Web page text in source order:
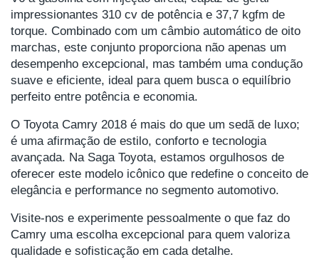
impressionantes 310 cv de potência e 37,7 kgfm de
torque. Combinado com um câmbio automático de oito
marchas, este conjunto proporciona não apenas um
desempenho excepcional, mas também uma condução
suave e eficiente, ideal para quem busca o equilíbrio
perfeito entre potência e economia.
O Toyota Camry 2018 é mais do que um sedã de luxo;
é uma afirmação de estilo, conforto e tecnologia
avançada. Na Saga Toyota, estamos orgulhosos de
oferecer este modelo icônico que redefine o conceito de
elegância e performance no segmento automotivo.
Visite-nos e experimente pessoalmente o que faz do
Camry uma escolha excepcional para quem valoriza
qualidade e sofisticação em cada detalhe.